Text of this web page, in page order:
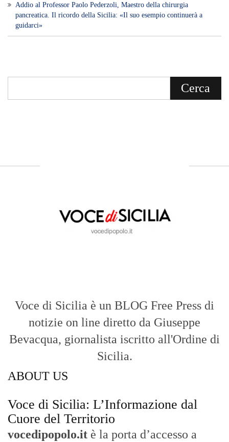
Addio al Professor Paolo Pederzoli, Maestro della chirurgia
pancreatica. Il ricordo della Sicilia: «Il suo esempio continuerà a
guidarci»
Voce di Sicilia è un BLOG Free Press di
notizie on line diretto da Giuseppe
Bevacqua, giornalista iscritto all'Ordine di
Sicilia.
ABOUT US
Voce di Sicilia: L’Informazione dal
Cuore del Territorio
vocedipopolo.it è la porta d’accesso a